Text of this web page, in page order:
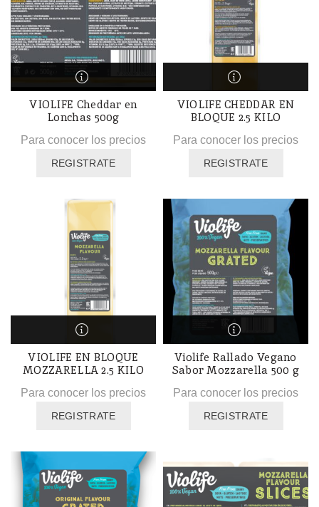
VIOLIFE Cheddar en
Lonchas 500g
Para conocer los precios
REGISTRATE
VIOLIFE CHEDDAR EN
BLOQUE 2.5 KILO
Para conocer los precios
REGISTRATE
VIOLIFE EN BLOQUE
MOZZARELLA 2.5 KILO
Para conocer los precios
REGISTRATE
Violife Rallado Vegano
Sabor Mozzarella 500 g
Para conocer los precios
REGISTRATE